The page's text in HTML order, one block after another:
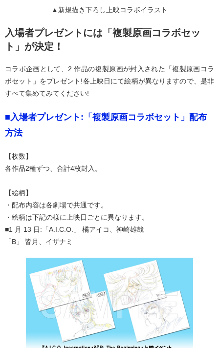
▲新規描き下ろし上映コラボイラスト
入場者プレゼントには「複製原画コラボセッ
ト」が決定！
コラボ企画として、2 作品の複製原画が封入された「複製原画コラ
ボセット」をプレゼント!各上映日にて絵柄が異なりますので、是非
すべて集めてみてください!
■入場者プレゼント:「複製原画コラボセット」配布
方法
【枚数】
各作品2種ずつ、合計4枚封入。
【絵柄】
・配布内容は各劇場で共通です。
・絵柄は下記の様に上映日ごとに異なります。
■1 月 13 日:「A.I.C.O.」 橘アイコ、神崎雄哉
「B」 皆月、イザナミ